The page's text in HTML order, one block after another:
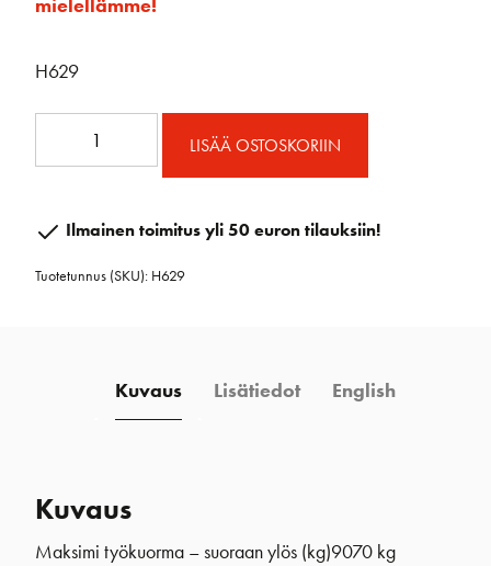
mielellämme!
H629
pyöreä
LISÄÄ OSTOSKORIIN
Ilmainen toimitus yli 50 euron tilauksiin!
Tuotetunnus (SKU): H629
Kuvaus Lisätiedot English
Kuvaus
Maksimi työkuorma – suoraan ylös (kg)9070 kg